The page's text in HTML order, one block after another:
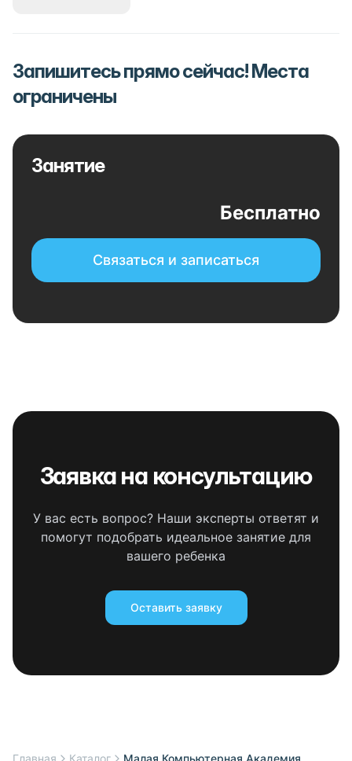
Запишитесь прямо сейчас! Места
ограничены
Занятие
Бесплатно
Связаться и записаться
Заявка на консультацию
У вас есть вопрос? Наши эксперты ответят и
помогут подобрать идеальное занятие для
вашего ребенка
Оставить заявку
Главная Каталог Малая Компьютерная Академия